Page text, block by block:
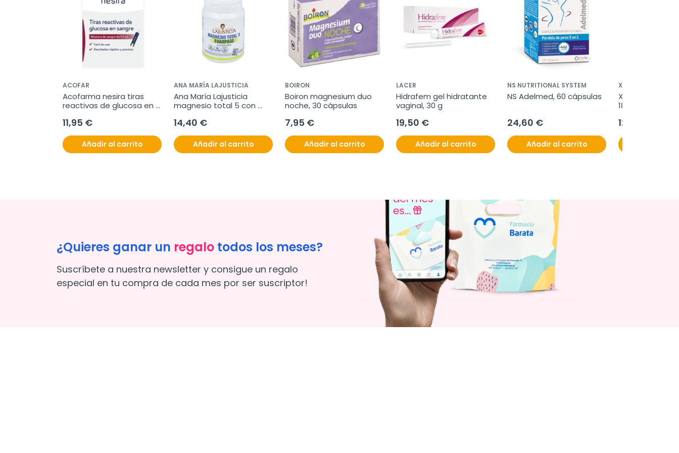
ACOFAR
Acofarma nesira tiras
reactivas de glucosa en
11,95 €
Añadir al carrito
ANA MARÍA LAJUSTICIA
Ana María Lajusticia
magnesio total 5 con
comprimidos
14,40 €
Añadir al carrito
BOIRON
Boiron magnesium duo
noche, 30 cápsulas
7,95 €
Añadir al carrito
LACER
Hidrafem gel hidratante
vaginal, 30 g
19,50 €
Añadir al carrito
NS NUTRITIONAL SYSTEM
NS Adelmed, 60 cápsulas
24,60 €
Añadir al carrito
XLS
XLS medical
180
128,62 €
¿Quieres ganar un regalo todos los meses?
Suscríbete a nuestra newsletter y consigue un regalo
especial en tu compra de cada mes por ser suscriptor!